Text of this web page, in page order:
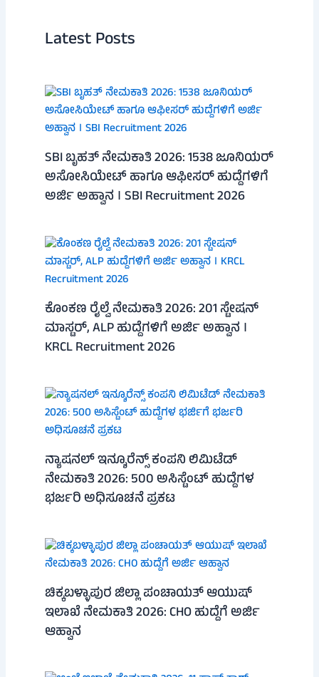
Latest Posts
SBI ಬೃಹತ್ ನೇಮಕಾತಿ 2026: 1538 ಜೂನಿಯರ್
ಅಸೋಸಿಯೇಟ್ ಹಾಗೂ ಆಫೀಸರ್ ಹುದ್ದೆಗಳಿಗೆ
ಅರ್ಜಿ ಅಹ್ವಾನ । SBI Recruitment 2026
ಕೊಂಕಣ ರೈಲ್ವೆ ನೇಮಕಾತಿ 2026: 201 ಸ್ಟೇಷನ್
ಮಾಸ್ಟರ್, ALP ಹುದ್ದೆಗಳಿಗೆ ಅರ್ಜಿ ಅಹ್ವಾನ ।
KRCL Recruitment 2026
ನ್ಯಾಷನಲ್ ಇನ್ಶೂರೆನ್ಸ್ ಕಂಪನಿ ಲಿಮಿಟೆಡ್
ನೇಮಕಾತಿ 2026: 500 ಅಸಿಸ್ಟೆಂಟ್ ಹುದ್ದೆಗಳ
ಭರ್ಜರಿ ಅಧಿಸೂಚನೆ ಪ್ರಕಟ
ಚಿಕ್ಕಬಳ್ಳಾಪುರ ಜಿಲ್ಲಾ ಪಂಚಾಯತ್ ಆಯುಷ್
ಇಲಾಖೆ ನೇಮಕಾತಿ 2026: CHO ಹುದ್ದೆಗೆ ಅರ್ಜಿ
ಆಹ್ವಾನ